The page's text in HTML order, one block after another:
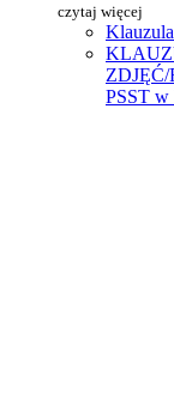
czytaj więcej
PSST w